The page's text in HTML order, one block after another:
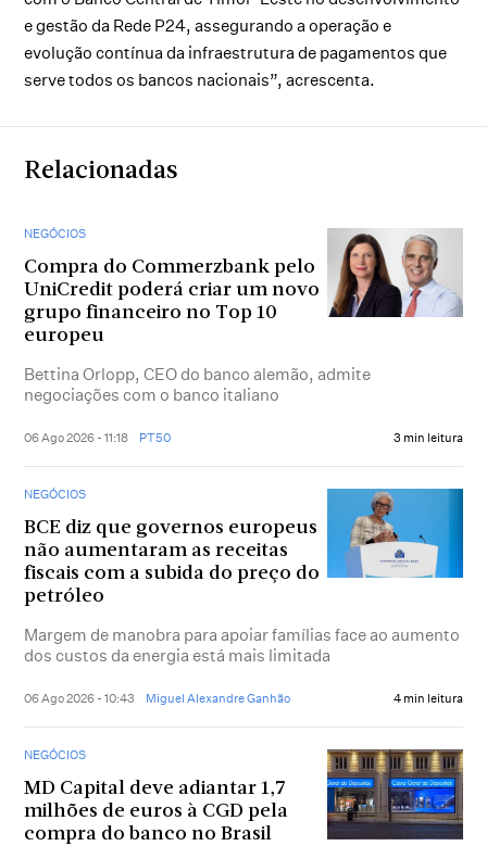
e gestão da Rede P24, assegurando a operação e
evolução contínua da infraestrutura de pagamentos que
serve todos os bancos nacionais”, acrescenta.
Relacionadas
NEGÓCIOS
Compra do Commerzbank pelo
UniCredit poderá criar um novo
grupo financeiro no Top 10
europeu
Bettina Orlopp, CEO do banco alemão, admite
negociações com o banco italiano
06 Ago 2026 - 11:18 PT50 3 min leitura
NEGÓCIOS
BCE diz que governos europeus
não aumentaram as receitas
fiscais com a subida do preço do
petróleo
Margem de manobra para apoiar famílias face ao aumento
dos custos da energia está mais limitada
06 Ago 2026 - 10:43 Miguel Alexandre Ganhão 4 min leitura
NEGÓCIOS
MD Capital deve adiantar 1,7
milhões de euros à CGD pela
compra do banco no Brasil